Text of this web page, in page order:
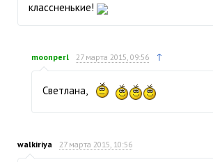
классненькие!
moonperl 27 марта 2015, 09:56 ↑
Светлана,
walkiriya 27 марта 2015, 10:56